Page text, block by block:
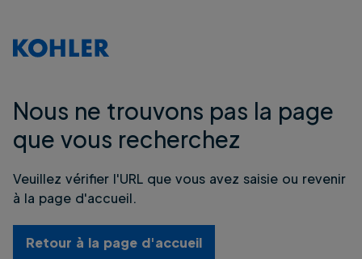
Nous ne trouvons pas la page
que vous recherchez
Veuillez vérifier l'URL que vous avez saisie ou revenir
à la page d'accueil.
Retour à la page d'accueil